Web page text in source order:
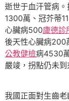
逝世于血汗管病
1300萬、冠芥蒂
心臟病500康德診
後天性心臟病200
公教健檢病4530
嚴竣，拐點仍未到
我國正面對生齒老